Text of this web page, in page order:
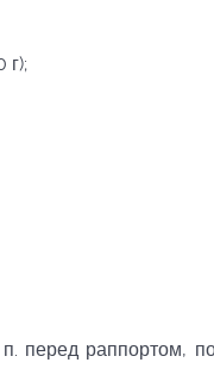
г);
перед раппортом,